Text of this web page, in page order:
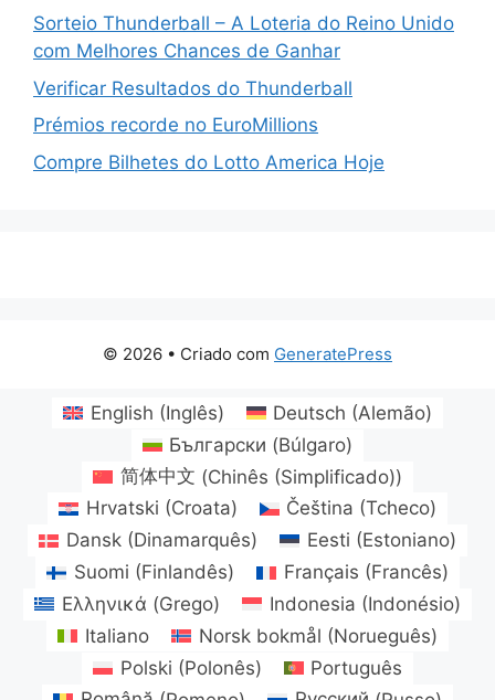
Sorteio Thunderball – A Loteria do Reino Unido
com Melhores Chances de Ganhar
Verificar Resultados do Thunderball
Prémios recorde no EuroMillions
Compre Bilhetes do Lotto America Hoje
© 2026 • Criado com GeneratePress
English (Inglês) Deutsch (Alemão)
Български (Búlgaro)
简体中文 (Chinês (Simplificado))
Hrvatski (Croata) Čeština (Tcheco)
Dansk (Dinamarquês) Eesti (Estoniano)
Suomi (Finlandês) Français (Francês)
Ελληνικά (Grego) Indonesia (Indonésio)
Italiano
Norsk bokmål (Norueguês)
Polski (Polonês)
Português